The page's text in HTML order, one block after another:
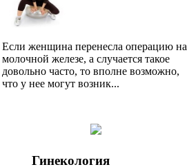
Если женщина перенесла операцию на
молочной железе, а случается такое
довольно часто, то вполне возможно,
что у нее могут возник...
Гинекология